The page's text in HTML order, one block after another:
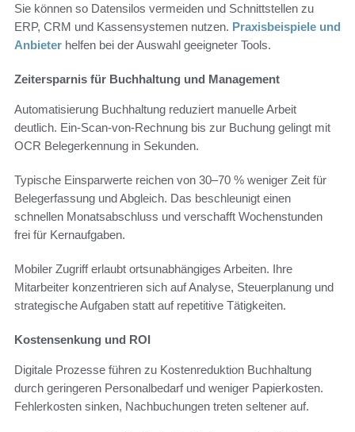
Sie können so Datensilos vermeiden und Schnittstellen zu
ERP, CRM und Kassensystemen nutzen. Praxisbeispiele und
Anbieter helfen bei der Auswahl geeigneter Tools.
Zeitersparnis für Buchhaltung und Management
Automatisierung Buchhaltung reduziert manuelle Arbeit
deutlich. Ein-Scan-von-Rechnung bis zur Buchung gelingt mit
OCR Belegerkennung in Sekunden.
Typische Einsparwerte reichen von 30–70 % weniger Zeit für
Belegerfassung und Abgleich. Das beschleunigt einen
schnellen Monatsabschluss und verschafft Wochenstunden
frei für Kernaufgaben.
Mobiler Zugriff erlaubt ortsunabhängiges Arbeiten. Ihre
Mitarbeiter konzentrieren sich auf Analyse, Steuerplanung und
strategische Aufgaben statt auf repetitive Tätigkeiten.
Kostensenkung und ROI
Digitale Prozesse führen zu Kostenreduktion Buchhaltung
durch geringeren Personalbedarf und weniger Papierkosten.
Fehlerkosten sinken, Nachbuchungen treten seltener auf.